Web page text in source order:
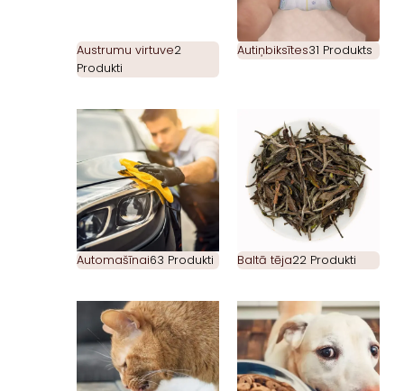
Austrumu virtuve2
Produkti
Autiņbiksītes31 Produkts
Automašīnai63 Produkti Baltā tēja22 Produkti